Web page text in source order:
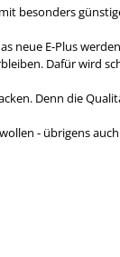
besonders
neue E-Plus
Dafür wird
Denn die
- übrigens